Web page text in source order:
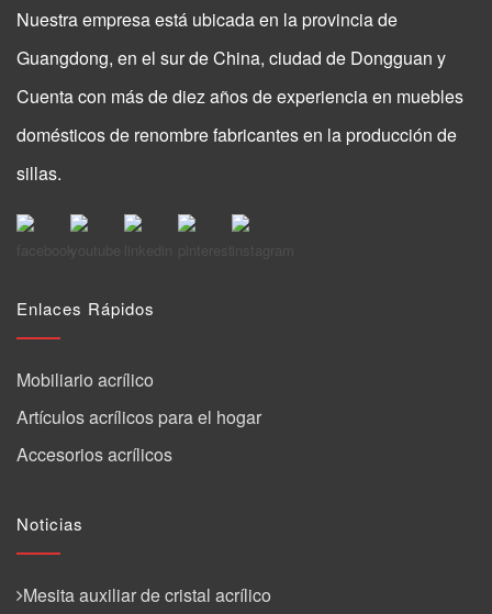
Nuestra empresa está ubicada en la provincia de
Guangdong, en el sur de China, ciudad de Dongguan y
Cuenta con más de diez años de experiencia en muebles
domésticos de renombre fabricantes en la producción de
sillas.
Enlaces Rápidos
Mobiliario acrílico
Artículos acrílicos para el hogar
Accesorios acrílicos
Noticias
Mesita auxiliar de cristal acrílico